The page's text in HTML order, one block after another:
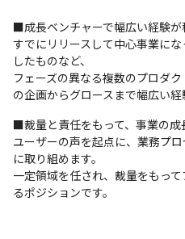
■成長ベンチャーで幅広い経験が
すでにリリースして中心事業に
したものなど、
フェーズの異なる複数のプロダ
の企画からグロースまで幅広い経
■裁量と責任をもって、事業の成
ユーザーの声を起点に、業務プ
に取り組めます。
一定領域を任され、裁量をもっ
るポジションです。